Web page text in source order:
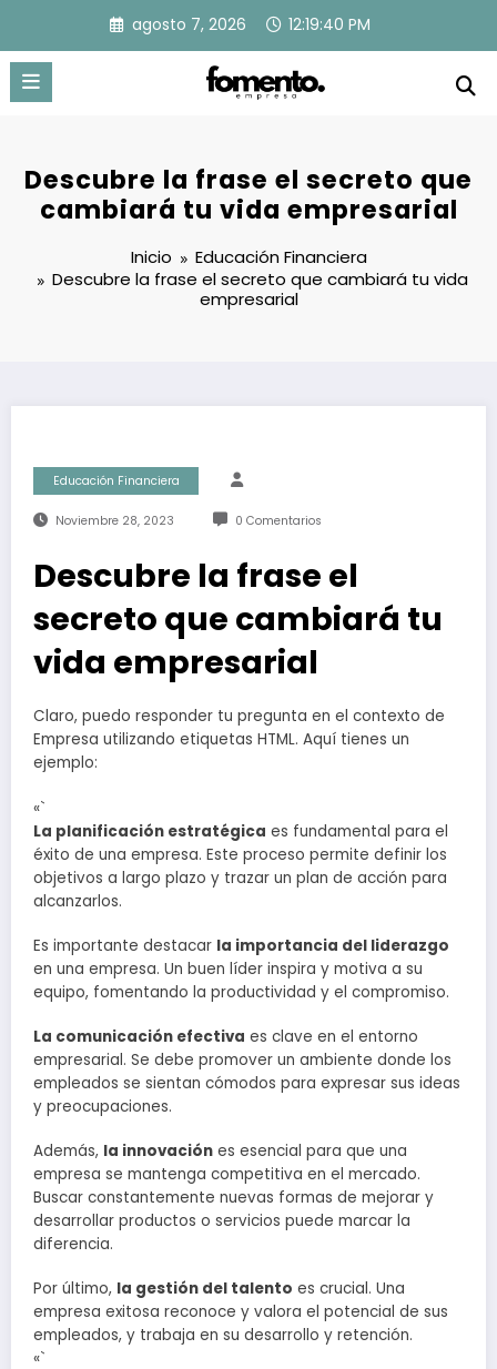
contenido
agosto 7, 2026 12:19:40 PM
Descubre la frase el secreto que
cambiará tu vida empresarial
Inicio
Educación Financiera
Descubre la frase el secreto que cambiará tu vida
empresarial
Educación Financiera
Noviembre 28, 2023 0 Comentarios
Descubre la frase el
secreto que cambiará tu
vida empresarial
Claro, puedo responder tu pregunta en el contexto de
Empresa utilizando etiquetas HTML. Aquí tienes un
ejemplo:
«`
La planificación estratégica es fundamental para el
éxito de una empresa. Este proceso permite definir los
objetivos a largo plazo y trazar un plan de acción para
alcanzarlos.
Es importante destacar la importancia del liderazgo
en una empresa. Un buen líder inspira y motiva a su
equipo, fomentando la productividad y el compromiso.
La comunicación efectiva es clave en el entorno
empresarial. Se debe promover un ambiente donde los
empleados se sientan cómodos para expresar sus ideas
y preocupaciones.
Además, la innovación es esencial para que una
empresa se mantenga competitiva en el mercado.
Buscar constantemente nuevas formas de mejorar y
desarrollar productos o servicios puede marcar la
diferencia.
Por último, la gestión del talento es crucial. Una
empresa exitosa reconoce y valora el potencial de sus
empleados, y trabaja en su desarrollo y retención.
«`